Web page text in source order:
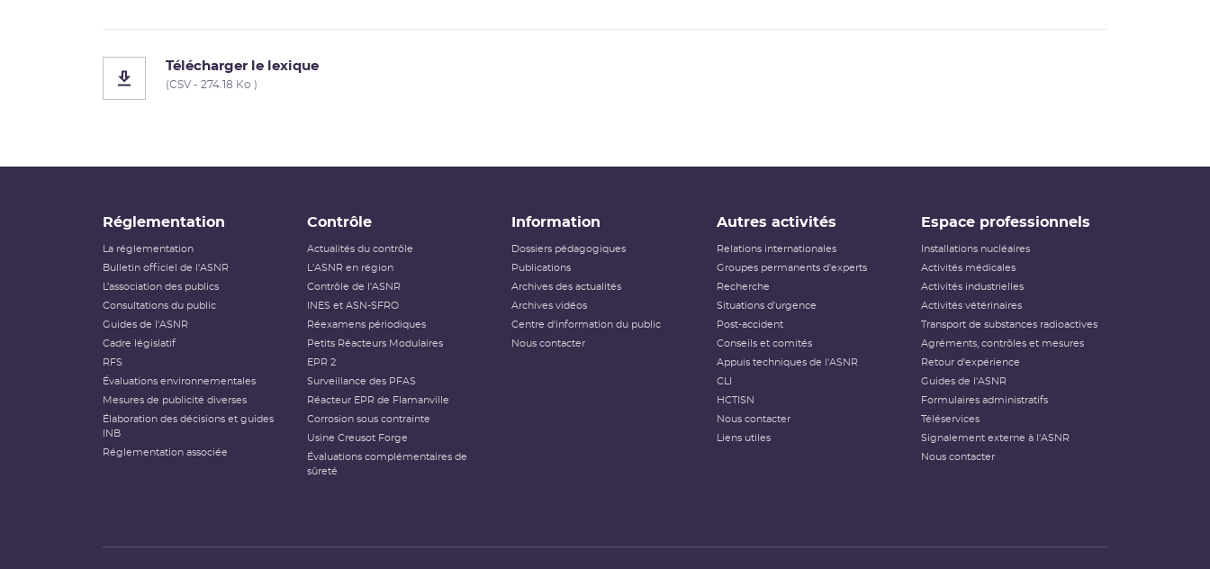
Télécharger le lexique
(CSV - 274.18 Ko )
Réglementation
La réglementation
Bulletin officiel de l'ASNR
L’association des publics
Consultations du public
Guides de l'ASNR
Cadre législatif
RFS
Évaluations environnementales
Mesures de publicité diverses
Élaboration des décisions et guides
INB
Réglementation associée
Contrôle
Actualités du contrôle
L'ASNR en région
Contrôle de l'ASNR
INES et ASN-SFRO
Réexamens périodiques
Petits Réacteurs Modulaires
EPR 2
Surveillance des PFAS
Réacteur EPR de Flamanville
Corrosion sous contrainte
Usine Creusot Forge
Évaluations complémentaires de
sûreté
Information
Dossiers pédagogiques
Publications
Archives des actualités
Archives vidéos
Centre d'information du public
Nous contacter
Autres activités
Relations internationales
Groupes permanents d'experts
Recherche
Situations d'urgence
Post-accident
Conseils et comités
Appuis techniques de l'ASNR
CLI
HCTISN
Nous contacter
Liens utiles
Espace professionnels
Installations nucléaires
Activités médicales
Activités industrielles
Activités vétérinaires
Transport de substances radioactives
Agréments, contrôles et mesures
Retour d'expérience
Guides de l'ASNR
Formulaires administratifs
Téléservices
Signalement externe à l'ASNR
Nous contacter